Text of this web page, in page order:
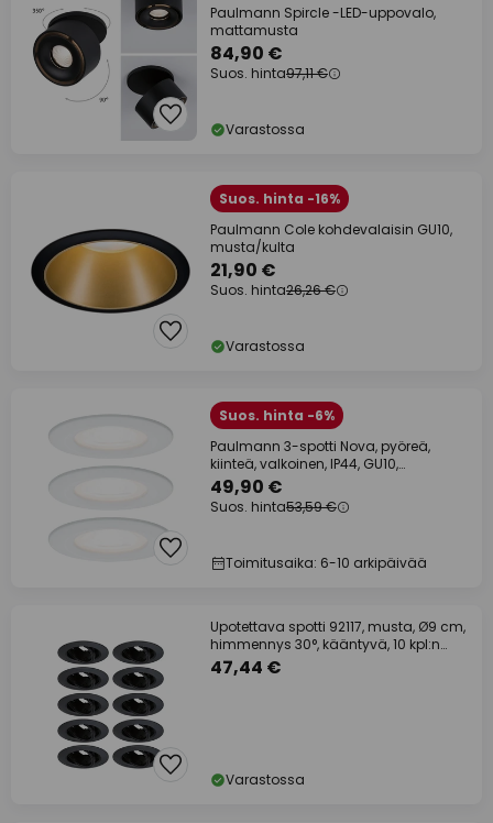
Paulmann Spircle -LED-uppovalo,
mattamusta
84,90 €
Suos. hinta97,11 €
Varastossa
Suos. hinta -16%
Paulmann Cole kohdevalaisin GU10,
musta/kulta
21,90 €
Suos. hinta26,26 €
Varastossa
Suos. hinta -6%
Paulmann 3-spotti Nova, pyöreä,
kiinteä, valkoinen, IP44, GU10,
himmennettävä
49,90 €
Suos. hinta53,59 €
Toimitusaika: 6-10 arkipäivää
Upotettava spotti 92117, musta, Ø9 cm,
himmennys 30°, kääntyvä, 10 kpl:n
sarja,
47,44 €
Varastossa